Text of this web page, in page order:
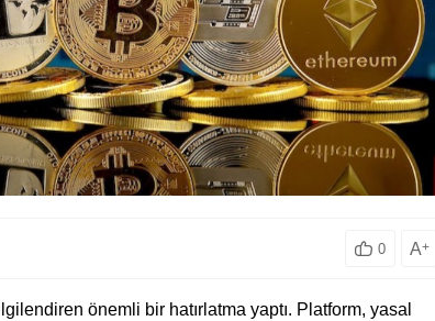
0 A+
önemli bir hatırlatma yaptı. Platform, yasal